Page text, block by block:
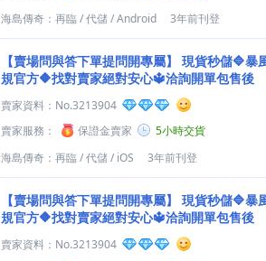
海島傳奇：再臨/代儲/Android 3年前刊登
【賣場問與答下單提問開專屬】
現貨秒儲🔷暴
規官方🔶找對賣家絕對安心🔱洽詢開單包售後
賣家資料： No.3213904
賣家服務：
保證金賣家
5小時交貨
海島傳奇：再臨/代儲/ iOS 3年前刊登
【賣場問與答下單提問開專屬】
現貨秒儲🔷暴
規官方🔶找對賣家絕對安心🔱洽詢開單包售後
賣家資料： No.3213904